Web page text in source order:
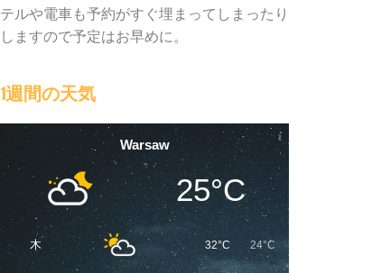
テルや電車も予約がすぐ埋まってしまったり
しますので予定はお早めに。
1週間の天気
Warsaw
25°C
木 32°C 24°C